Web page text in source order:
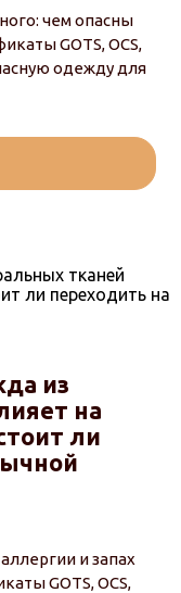
чем опасны
GOTS, OCS,
одежду для
из
на
ли
и запах
GOTS, OCS,